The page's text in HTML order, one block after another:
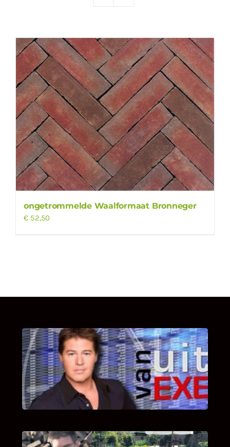
ongetrommelde Waalformaat Bronneger
€ 52,50
UITSTEL VAN EXECUTIE
Bekijk hier de fragmenten van de deelname
van Bricks and Stones aan dit programma.